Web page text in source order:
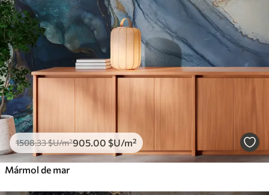
1508.33$U/m²905.00 $U/m²
Mármol de mar